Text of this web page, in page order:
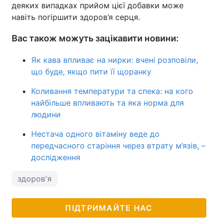
деяких випадках прийом цієї добавки може
навіть погіршити здоров’я серця.
Вас також можуть зацікавити новини:
Як кава впливає на нирки: вчені розповіли,
що буде, якщо пити її щоранку
Коливання температури та спека: на кого
найбільше впливають та яка норма для
людини
Нестача одного вітаміну веде до
передчасного старіння через втрату м’язів, –
дослідження
здоров'я
ПІДТРИМАЙТЕ НАС